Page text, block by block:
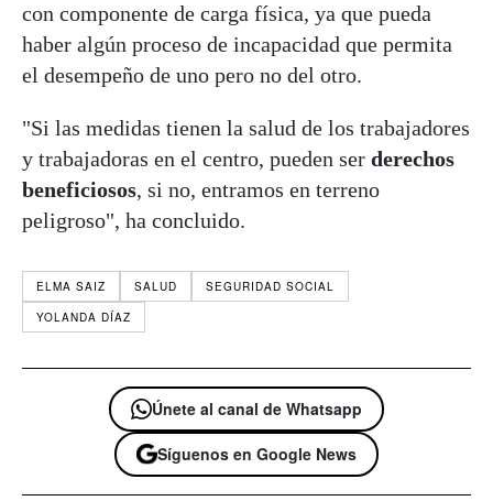
con componente de carga física, ya que pueda
haber algún proceso de incapacidad que permita
el desempeño de uno pero no del otro.
"Si las medidas tienen la salud de los trabajadores
y trabajadoras en el centro, pueden ser derechos
beneficiosos, si no, entramos en terreno
peligroso", ha concluido.
ELMA SAIZ SALUD
SEGURIDAD SOCIAL
YOLANDA DÍAZ
Únete al canal de Whatsapp
Síguenos en Google News